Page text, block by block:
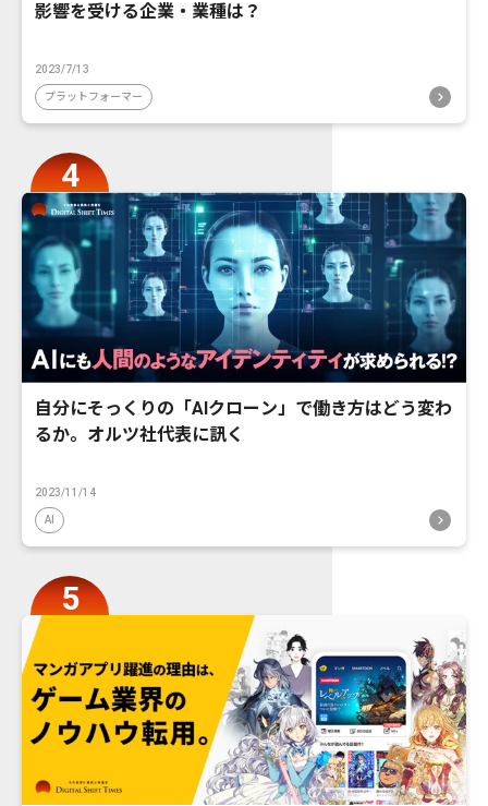
影響を受ける企業・業種は？
2023/7/13
プラットフォーマー
自分にそっくりの「AIクローン」で働き方はどう変わ
るか。オルツ社代表に訊く
2023/11/14
AI